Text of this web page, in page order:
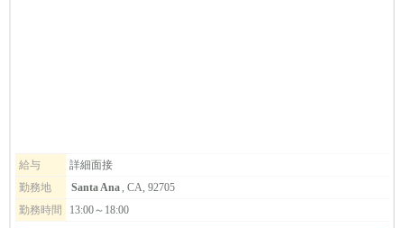
立夏幼稚園の教育理念に賛同して頂ける方、ぜひお問い合わせ下
ホームページ https://riccapreschool.com/
給与
詳細面接
勤務地
Santa Ana, CA, 92705
勤務時間
13:00～18:00